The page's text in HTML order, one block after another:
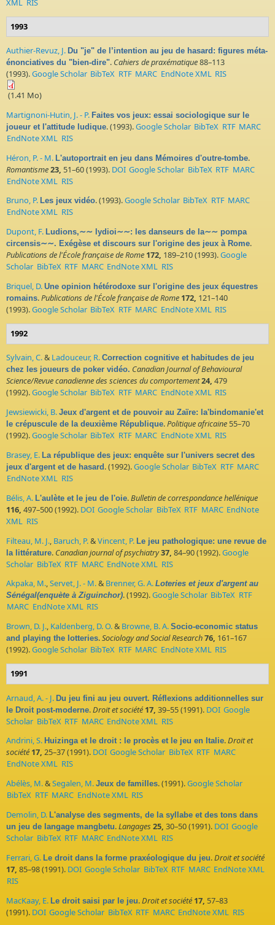
XML RIS
1993
Authier-Revuz, J. Du "je" de l’intention au jeu de hasard: figures méta-
énonciatives du "bien-dire". Cahiers de praxématique88–113
(1993).Google Scholar BibTeX RTF MARC EndNote XML RIS
(1.41 Mo)
Martignoni-Hutin, J. - P. Faites vos jeux: essai sociologique sur le
joueur et l'attitude ludique. (1993).Google Scholar BibTeX RTF MARC
EndNote XML RIS
Héron, P. - M. L'autoportrait en jeu dans Mémoires d'outre-tombe.
Romantisme23, 51–60 (1993). DOI Google Scholar BibTeX RTF MARC
EndNote XML RIS
Bruno, P. Les jeux vidéo. (1993).Google Scholar BibTeX RTF MARC
EndNote XML RIS
Dupont, F. Ludions,∼∼ lydioi∼∼: les danseurs de la∼∼ pompa
circensis∼∼. Exégèse et discours sur l'origine des jeux à Rome.
Publications de l'École française de Rome 172, 189–210 (1993).Google
Scholar BibTeX RTF MARC EndNote XML RIS
Briquel, D. Une opinion hétérodoxe sur l'origine des jeux équestres
romains.Publications de l'École française de Rome 172, 121–140
(1993).Google Scholar BibTeX RTF MARC EndNote XML RIS
1992
Sylvain, C.& Ladouceur, R. Correction cognitive et habitudes de jeu
chez les joueurs de poker vidéo. Canadian Journal of Behavioural
Science/Revue canadienne des sciences du comportement24, 479
(1992).Google Scholar BibTeX RTF MARC EndNote XML RIS
Jewsiewicki, B. Jeux d'argent et de pouvoir au Zaïre: la'bindomanie'et
le crépuscule de la deuxième République.Politique africaine 55–70
(1992).Google Scholar BibTeX RTF MARC EndNote XML RIS
Brasey, E. La république des jeux: enquête sur l'univers secret des
jeux d'argent et de hasard . (1992).Google Scholar BibTeX RTF MARC
EndNote XML RIS
Bélis, A. L'aulète et le jeu de l'oie.Bulletin de correspondance hellénique
116, 497–500 (1992). DOI Google Scholar BibTeX RTF MARC EndNote
XML RIS
Filteau, M. J., Baruch, P.&Vincent, P. Le jeu pathologique: une revue de
la littérature. Canadian journal of psychiatry37, 84–90 (1992).Google
Scholar BibTeX RTF MARC EndNote XML RIS
Akpaka, M.,Servet, J. - M.& Brenner, G. A. Loteries et jeux d'argent au
Sénégal(enquète à Ziguinchor). (1992).Google Scholar BibTeX RTF
MARC EndNote XML RIS
Brown, D. J., Kaldenberg, D. O.& Browne, B. A. Socio-economic status
and playing the lotteries.Sociology and Social Research76, 161–167
(1992).Google Scholar BibTeX RTF MARC EndNote XML RIS
1991
Arnaud, A. - J. Du jeu fini au jeu ouvert. Réflexions additionnelles sur
le Droit post-moderne.Droit et société 17, 39–55 (1991). DOI Google
Scholar BibTeX RTF MARC EndNote XML RIS
Andrini, S. Huizinga et le droit : le procès et le jeu en Italie.Droit et
société 17, 25–37 (1991). DOI Google Scholar BibTeX RTF MARC
EndNote XML RIS
Abélès, M.&Segalen, M. Jeux de familles. (1991).Google Scholar
BibTeX RTF MARC EndNote XML RIS
Demolin, D. L'analyse des segments, de la syllabe et des tons dans
un jeu de langage mangbetu.Langages 25, 30–50 (1991). DOI Google
Scholar BibTeX RTF MARC EndNote XML RIS
Ferrari, G. Le droit dans la forme praxéologique du jeu.Droit et société
17, 85–98 (1991). DOI Google Scholar BibTeX RTF MARC EndNote XML
RIS
MacKaay, E. Le droit saisi par le jeu.Droit et société 17, 57–83
(1991). DOI Google Scholar BibTeX RTF MARC EndNote XML RIS